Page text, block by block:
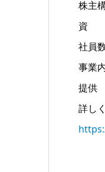
株主
資
社員
事業
提供
詳し